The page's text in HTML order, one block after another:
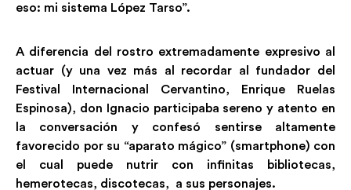
eso: mi sistema López Tarso”.
A diferencia del rostro extremadamente expresivo al
actuar (y una vez más al recordar al fundador del
Festival Internacional Cervantino, Enrique Ruelas
Espinosa), don Ignacio participaba sereno y atento en
la conversación y confesó sentirse altamente
favorecido por su “aparato mágico” (smartphone) con
el cual puede nutrir con infinitas bibliotecas,
hemerotecas, discotecas, a sus personajes.